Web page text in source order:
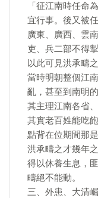
「征江南時任命
宜行事。後又被
廣東、廣西、雲
吏、兵二部不得
以此可見洪承疇之
當時明朝整個江
亂，甚至到南明
其主理江南各省
其實老百姓能吃
點背在位期間那
洪承疇之才幾年
得以休養生息，
疇絕不能動。
三、外患、大清崛